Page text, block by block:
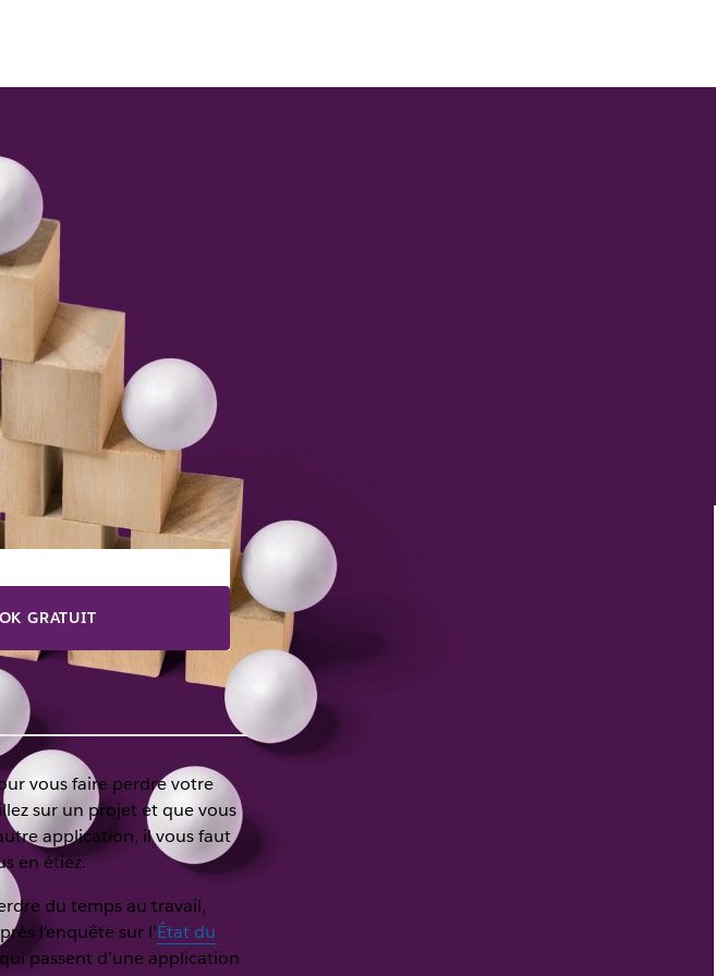
GRATUIT
vous faire perdre votre
sur un projet et que vous
application, il vous faut
en étiez.
du temps au travail,
l’enquête sur l’État du
passent d’une application